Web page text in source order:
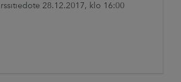
28.12.2017, klo 16:00